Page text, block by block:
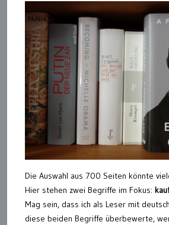
Die Auswahl aus 700 Seiten könnte
Hier stehen zwei Begriffe im Fokus:
Mag sein, dass ich als Leser mit
diese beiden Begriffe überbewerte,